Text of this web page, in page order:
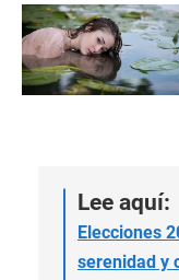
Lee aquí:
Elecciones
serenidad y